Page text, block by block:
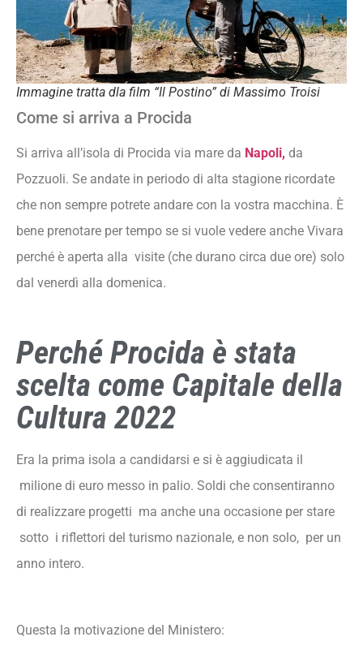
Immagine tratta dla film “Il Postino” di Massimo Troisi
Come si arriva a Procida
Si arriva all’isola di Procida via mare da Napoli, da
Pozzuoli. Se andate in periodo di alta stagione ricordate
che non sempre potrete andare con la vostra macchina. È
bene prenotare per tempo se si vuole vedere anche Vivara
perché è aperta alla visite (che durano circa due ore) solo
dal venerdì alla domenica.
Perché Procida è stata
scelta come Capitale della
Cultura 2022
Era la prima isola a candidarsi e si è aggiudicata il
milione di euro messo in palio. Soldi che consentiranno
di realizzare progetti ma anche una occasione per stare
sotto i riflettori del turismo nazionale, e non solo, per un
anno intero.
Questa la motivazione del Ministero: